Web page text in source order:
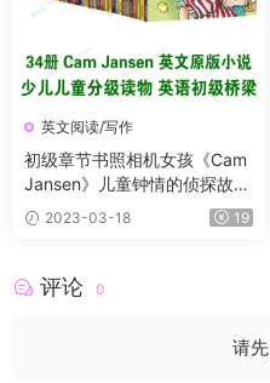
英文阅读/写作
初级章节书照相机女孩《Cam
Jansen》儿童钟情的侦探故事
合集34本，PDF+epub+mobi
+MP3
2023-03-18 19
评论 0
请先